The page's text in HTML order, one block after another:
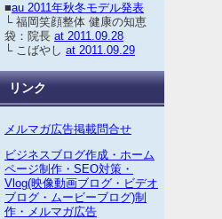
■au 2011年秋冬モデル発表
└ 福岡笑顔整体 健康の知恵
袋：院長 at 2011.09.28
└ こばやし at 2011.09.29
リンク
メルマガ広告掲載問合せ
ビジネスブログ作成・ホーム
ページ制作・SEO対策・
Vlog(映像動画ブログ・ビデオ
ブログ・ムービーブログ)制
作・メルマガ広告